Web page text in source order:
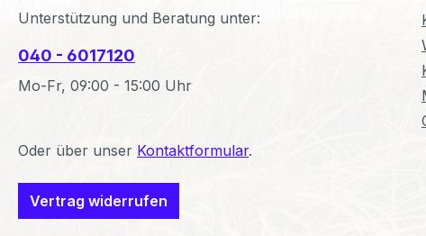
Unterstützung und Beratung unter:
040 - 6017120
Mo-Fr, 09:00 - 15:00 Uhr
Oder über unser Kontaktformular.
Vertrag widerrufen